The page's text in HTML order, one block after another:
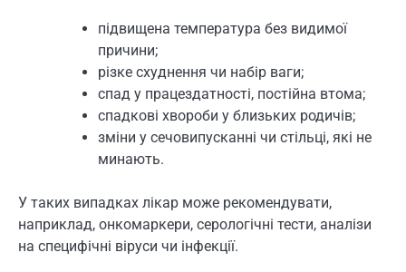
підвищена температура без видимої
причини;
різке схуднення чи набір ваги;
спад у працездатності, постійна втома;
спадкові хвороби у близьких родичів;
зміни у сечовипусканні чи стільці, які не
минають.
У таких випадках лікар може рекомендувати,
наприклад, онкомаркери, серологічні тести, аналізи
на специфічні віруси чи інфекції.